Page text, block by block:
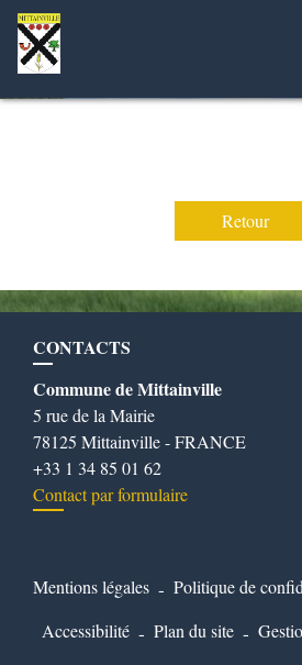
Retour
CONTACTS
Commune de Mittainville
5 rue de la Mairie
78125 Mittainville - FRANCE
+33 1 34 85 01 62
Contact par formulaire
Mentions légales - Politique de
Accessibilité - Plan du site -